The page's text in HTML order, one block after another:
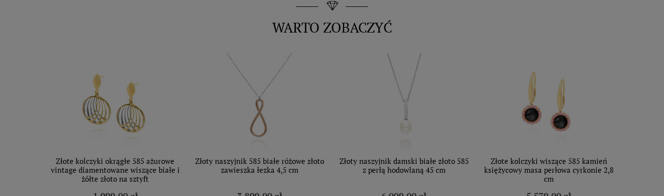
WARTO ZOBACZYĆ
Złote kolczyki okrągłe 585 ażurowe
vintage diamentowane wiszące białe i
żółte złoto na sztyft
Złoty naszyjnik 585 białe różowe złoto
zawieszka łezka 4,5 cm
Złoty naszyjnik damski białe złoto 585
z perłą hodowlaną 45 cm
Złote kolczyki wiszące 585 kamień
księżycowy masa perłowa cyrkonie 2,8
cm